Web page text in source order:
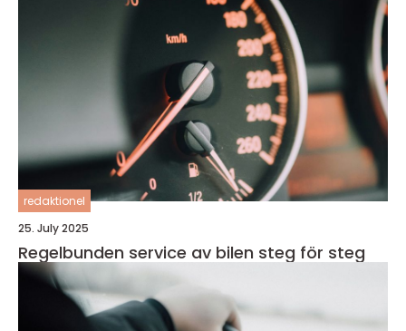
redaktionel
25. July 2025
Regelbunden service av bilen steg för steg